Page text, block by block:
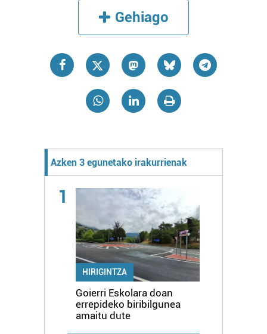
Gehiago
Azken 3 egunetako irakurrienak
1
HIRIGINTZA
Goierri Eskolara doan
errepideko biribilgunea
amaitu dute